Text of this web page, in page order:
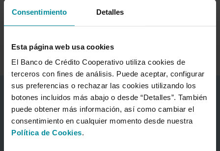
Consentimiento Detalles
Esta página web usa cookies
El Banco de Crédito Cooperativo utiliza cookies de
terceros con fines de análisis. Puede aceptar, configurar
sus preferencias o rechazar las cookies utilizando los
botones incluidos más abajo o desde “Detalles”. También
puede obtener más información, así como cambiar el
consentimiento en cualquier momento desde nuestra
Política de Cookies.
Resultados trimestrales
Resultados a 30 de junio de 2026
Información corporativa
Acerca del Banco
Centro Financiero Cajamar
Sala de prensa